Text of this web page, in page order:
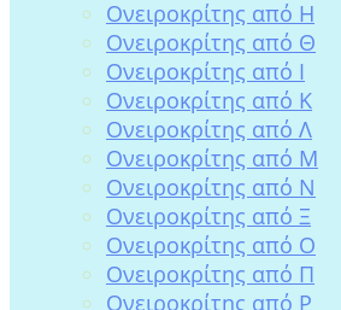
Ονειροκρίτης από Η
Ονειροκρίτης από Θ
Ονειροκρίτης από Ι
Ονειροκρίτης από Κ
Ονειροκρίτης από Λ
Ονειροκρίτης από Μ
Ονειροκρίτης από Ν
Ονειροκρίτης από Ξ
Ονειροκρίτης από Ο
Ονειροκρίτης από Π
Ονειροκρίτης από Ρ